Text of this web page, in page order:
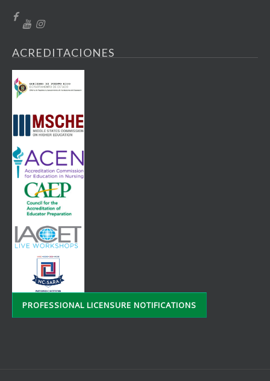
ACREDITACIONES
PROFESSIONAL LICENSURE NOTIFICATIONS